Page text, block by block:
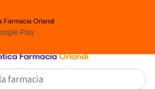
Farmacia Orlandi
Play
farmacia